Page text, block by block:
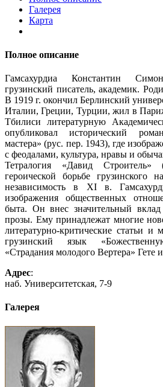
Галерея
Карта
Полное описание
Гамсахурдиа Константин
грузинский писатель, академик.
В 1919 г. окончил Берлинский
Италии, Греции, Турции, жил в
Тбилиси литературную
опубликовал исторический
мастера» (рус. пер. 1943), где
с феодалами, культура, нравы и
Тетралогия «Давид Строитель»
героической борьбе грузинского
независимость в XI в.
изображения общественных
быта. Он внес значительный вклад
прозы. Ему принадлежат многие
литературно-критические статьи и
грузинский язык
«Страдания молодого Вертера» Гете
Адрес:
наб. Университетская, 7-9
Галерея